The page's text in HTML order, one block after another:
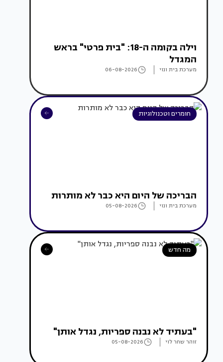
וילה בקומה ה-18: "בית פרטי" בראש
המגדל
מערכת בית ונוי 06-08-2026
חומרים וטכנולוגיות
הבריכה של היום היא כבר לא מותרות
מערכת בית ונוי 05-08-2026
מה חדש
"בעתיד לא נבנה ספריות, נגדל אותן"
זוהר שחר לוי 05-08-2026